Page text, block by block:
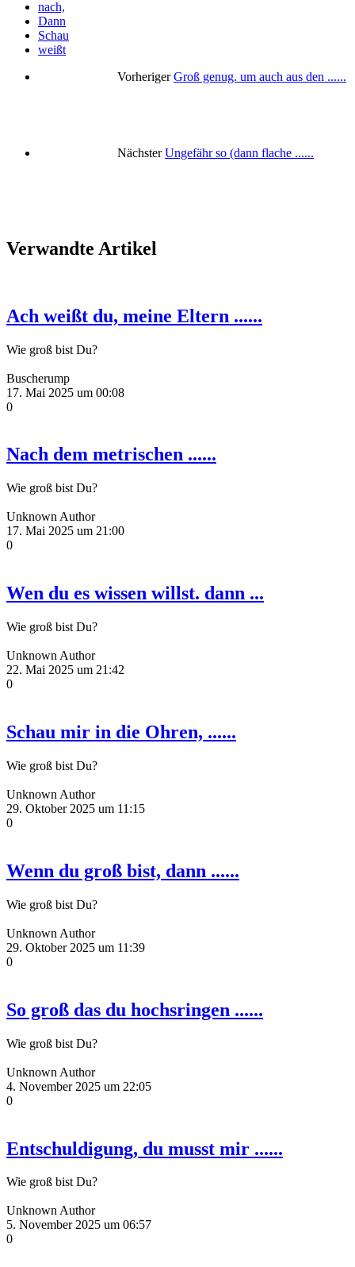
nach,
Dann
Schau
weißt
Vorheriger Groß genug. um auch aus den ......
Nächster Ungefähr so (dann flache ......
Verwandte Artikel
Ach weißt du, meine Eltern ......
Wie groß bist Du?
Buscherump
17. Mai 2025 um 00:08
0
Nach dem metrischen ......
Wie groß bist Du?
Unknown Author
17. Mai 2025 um 21:00
0
Wen du es wissen willst. dann ...
Wie groß bist Du?
Unknown Author
22. Mai 2025 um 21:42
0
Schau mir in die Ohren, ......
Wie groß bist Du?
Unknown Author
29. Oktober 2025 um 11:15
0
Wenn du groß bist, dann ......
Wie groß bist Du?
Unknown Author
29. Oktober 2025 um 11:39
0
So groß das du hochsringen ......
Wie groß bist Du?
Unknown Author
4. November 2025 um 22:05
0
Entschuldigung, du musst mir ......
Wie groß bist Du?
Unknown Author
5. November 2025 um 06:57
0